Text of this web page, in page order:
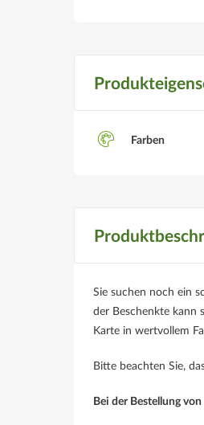
Farben
Sie suchen noch ein
der Beschenkte kann
Karte in wertvollem
Bitte beachten Sie,
Bei der Bestellung